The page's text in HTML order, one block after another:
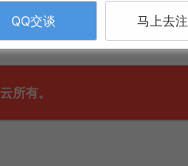
家法律法规冲突时，以国家法
所有。
QQ交谈 马上去